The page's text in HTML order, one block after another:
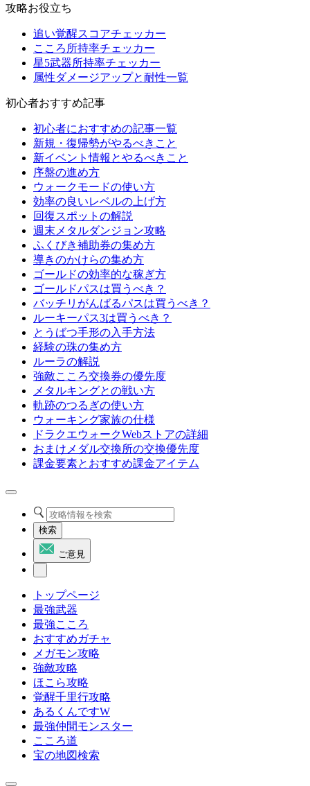
攻略お役立ち
追い覚醒スコアチェッカー
こころ所持率チェッカー
星5武器所持率チェッカー
属性ダメージアップと耐性一覧
初心者おすすめ記事
初心者におすすめの記事一覧
新規・復帰勢がやるべきこと
新イベント情報とやるべきこと
序盤の進め方
ウォークモードの使い方
効率の良いレベルの上げ方
回復スポットの解説
週末メタルダンジョン攻略
ふくびき補助券の集め方
導きのかけらの集め方
ゴールドの効率的な稼ぎ方
ゴールドパスは買うべき？
バッチリがんばるパスは買うべき？
ルーキーパス3は買うべき？
とうばつ手形の入手方法
経験の珠の集め方
ルーラの解説
強敵こころ交換券の優先度
メタルキングとの戦い方
軌跡のつるぎの使い方
ウォーキング家族の仕様
ドラクエウォークWebストアの詳細
おまけメダル交換所の交換優先度
課金要素とおすすめ課金アイテム
検索
ご意見
トップページ
最強武器
最強こころ
おすすめガチャ
メガモン攻略
強敵攻略
ほこら攻略
覚醒千里行攻略
あるくんですW
最強仲間モンスター
こころ道
宝の地図検索